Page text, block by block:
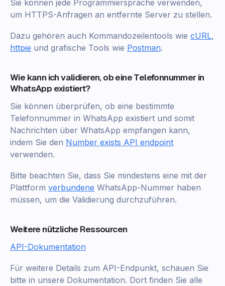
Sie können jede Programmiersprache verwenden,
um HTTPS-Anfragen an entfernte Server zu stellen.
Dazu gehören auch Kommandozeilentools wie cURL,
httpie und grafische Tools wie Postman.
Wie kann ich validieren, ob eine Telefonnummer in
WhatsApp existiert?
Sie können überprüfen, ob eine bestimmte
Telefonnummer in WhatsApp existiert und somit
Nachrichten über WhatsApp empfangen kann,
indem Sie den Number exists API endpoint
verwenden.
Bitte beachten Sie, dass Sie mindestens eine mit der
Plattform verbundene WhatsApp-Nummer haben
müssen, um die Validierung durchzuführen.
Weitere nützliche Ressourcen
API-Dokumentation
Für weitere Details zum API-Endpunkt, schauen Sie
bitte in unsere Dokumentation. Dort finden Sie alle